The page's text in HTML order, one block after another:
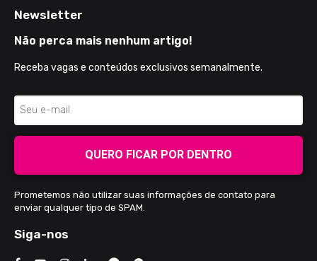
Newsletter
Não perca mais nenhum artigo!
Receba vagas e conteúdos exclusivos semanalmente.
QUERO FICAR POR DENTRO
Prometemos não utilizar suas informações de contato para
enviar qualquer tipo de SPAM.
Siga-nos